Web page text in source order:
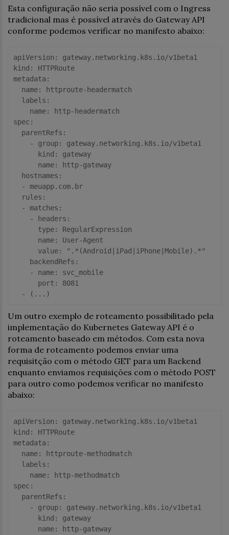
Esta configuração não seria possível com o Ingress
tradicional mas é possível através do Gateway API
conforme podemos verificar no manifesto abaixo:
apiVersion
kind
metadata :
name: httproute-headermatch
labels :
name
spec :
parentRefs :
    -
group: gateway.networking.k8s.io/v1beta1
kind : gateway
name: http-gateway
hostnames :
  - meuapp.com.br
rules :
  -
matches :
    -
headers :
type: RegularExpression
name: User-Agent
value:
".*(Android|iPad|iPhone|Mobile).*"
backendRefs :
    -
name: svc_mobile
port : 8081
Um outro exemplo de roteamento possibilitado pela
implementação do Kubernetes Gateway API é o
roteamento baseado em métodos. Com esta nova
forma de roteamento podemos enviar uma
requisitção com o método GET para um Backend
enquanto enviamos requisições com o método POST
para outro como podemos verificar no manifesto
abaixo:
apiVersion
kind
metadata :
name: httproute-methodmatch
labels :
name
spec :
parentRefs :
    -
group: gateway.networking.k8s.io/v1beta1
kind : gateway
name: http-gateway